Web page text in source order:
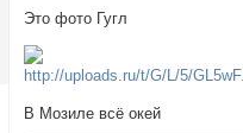
Это фото Гугл
В Мозиле всё окей